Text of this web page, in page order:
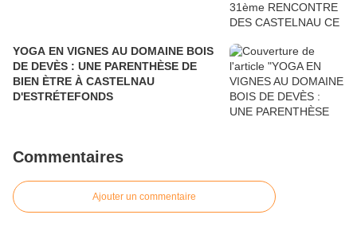
YOGA EN VIGNES AU DOMAINE BOIS
DE DEVÈS : UNE PARENTHÈSE DE
BIEN ÈTRE À CASTELNAU
D'ESTRÉTEFONDS
Commentaires
Ajouter un commentaire